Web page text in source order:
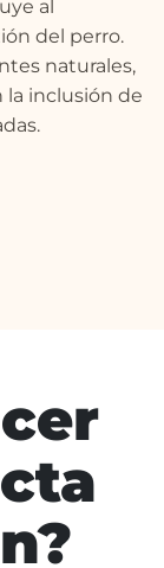
al
del perro.
naturales,
la inclusión de